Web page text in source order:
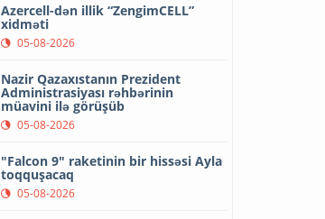
Azercell-dən illik “ZengimCELL”
xidməti
05-08-2026
Nazir Qazaxıstanın Prezident
Administrasiyası rəhbərinin
müavini ilə görüşüb
05-08-2026
"Falcon 9" raketinin bir hissəsi Ayla
toqquşacaq
05-08-2026